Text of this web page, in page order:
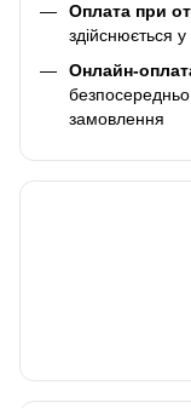
Оплата при
здійснюється
Онлайн-
замовлення